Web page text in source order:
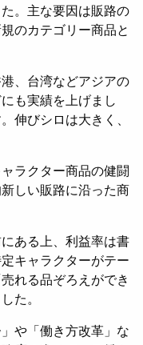
。主な要因は販路の
のカテゴリー商品と
、台湾などアジアの
も実績を上げまし
伸びシロは大きく、
ラクター商品の健闘
しい販路に沿った商
ある上、利益率は書
キャラクターがテー
れる品ぞろえができ
た。
や「働き方改革」な